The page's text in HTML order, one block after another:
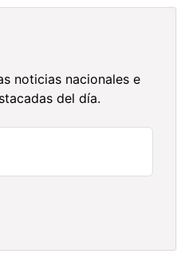
noticias nacionales e
del día.